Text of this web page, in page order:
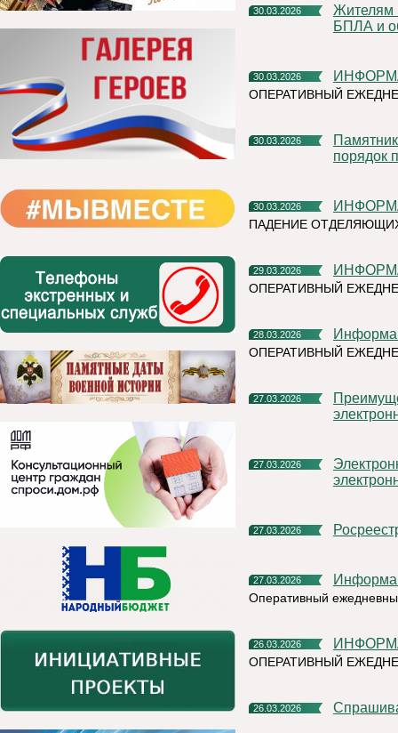
30.03.2026
Жителям Коми напоминают о запрете на съемки и публикации
БПЛА и
30.03.2026
ОПЕРАТИВНЫЙ
30.03.2026
Памятник ликвидаторам Чернобыльской аварии привели в
порядок
30.03.2026
ПАДЕНИЕ
29.03.2026
ОПЕРАТИВНЫЙ
28.03.2026
ОПЕРАТИВНЫЙ
27.03.2026
Преимущества подачи документов в Росреестр в
27.03.2026
Электронная платформа кадастровых работ: преимущество
27.03.2026
27.03.2026
Оперативный
26.03.2026
ОПЕРАТИВНЫЙ
26.03.2026